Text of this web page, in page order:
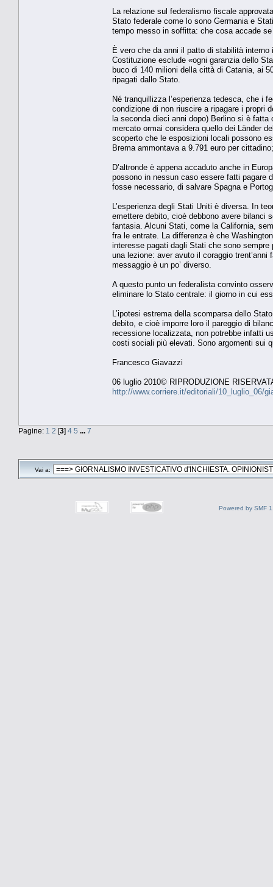
La relazione sul federalismo fiscale
Stato federale come lo sono Germania e
tempo messo in soffitta: che cosa accade
È vero che da anni il patto di stabilità
Costituzione esclude «ogni garanzia dello
buco di 140 milioni della città di Catania, ai
ripagati dallo Stato.
Né tranquillizza l’esperienza tedesca, che i
condizione di non riuscire a ripagare i propri
la seconda dieci anni dopo) Berlino si è
mercato ormai considera quello dei Länder
scoperto che le esposizioni locali possono
Brema ammontava a 9.791 euro per
D’altronde è appena accaduto anche in
possono in nessun caso essere fatti pagare
fosse necessario, di salvare Spagna e
L’esperienza degli Stati Uniti è diversa. In
emettere debito, cioè debbono avere bilanci
fantasia. Alcuni Stati, come la California,
fra le entrate. La differenza è che
interesse pagati dagli Stati che sono
una lezione: aver avuto il coraggio
messaggio è un po’ diverso.
A questo punto un federalista convinto
eliminare lo Stato centrale: il giorno in cui
L’ipotesi estrema della scomparsa dello
debito, e cioè imporre loro il pareggio di
recessione localizzata, non potrebbe infatti
costi sociali più elevati. Sono argomenti sui
Francesco Giavazzi
06 luglio 2010© RIPRODUZIONE
http://www.corriere.it/editoriali/10_luglio_06/
Pagine: 1 2 [3] 4 5 ... 7
Vai a:
Powered by SMF